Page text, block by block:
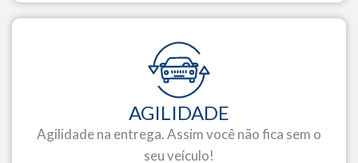
AGILIDADE
Agilidade na entrega. Assim você não fica sem o
seu veículo!